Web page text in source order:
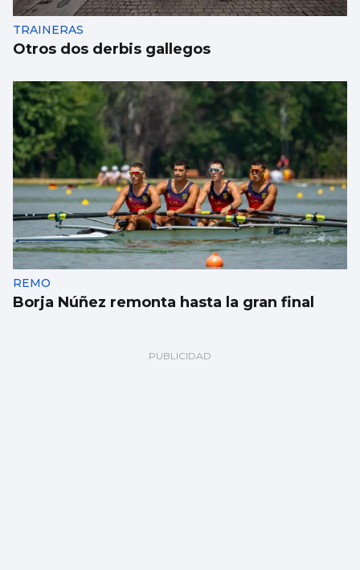
TRAINERAS
Otros dos derbis gallegos
REMO
Borja Núñez remonta hasta la gran final